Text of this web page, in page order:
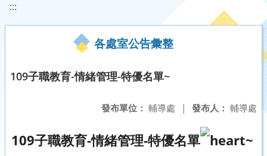
:::
各處室公告彙整
109子職教育-情緒管理-特優名單~
發布人： 輔導處
發布單位： 輔導處 |
109子職教育-情緒管理-特優名單 ~